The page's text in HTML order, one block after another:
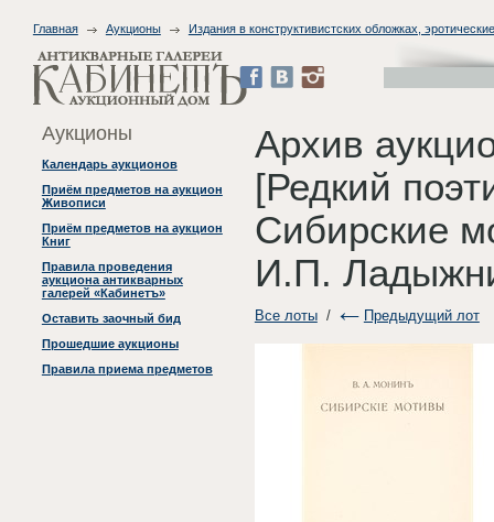
Главная Аукционы Издания в конструктивистских обложках,
Аукционы
Календарь аукционов
Приём предметов на аукцион
Живописи
Приём предметов на аукцион
Книг
Правила проведения
аукциона антикварных
галерей «Кабинетъ»
Оставить заочный бид
Прошедшие аукционы
Правила приема предметов
Архив
[Редкий
Сибирские
И.П.
Все лоты/ Предыдущий лот